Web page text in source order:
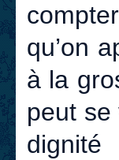
qu’on
à la
peut se